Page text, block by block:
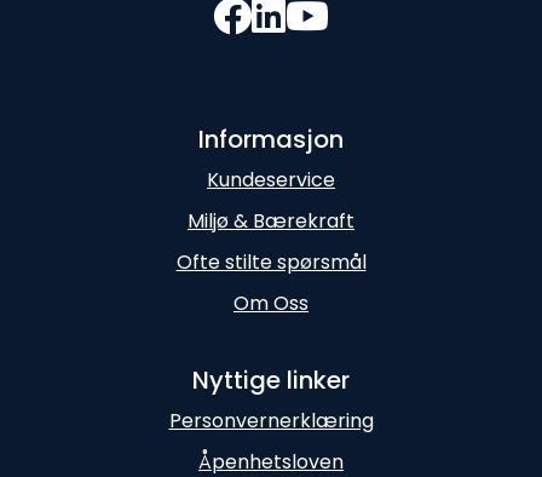
Informasjon
Kundeservice
Miljø & Bærekraft
Ofte stilte spørsmål
Om Oss
Nyttige linker
Personvernerklæring
Åpenhetsloven